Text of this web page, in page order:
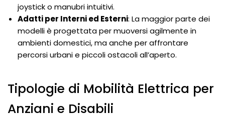
joystick o manubri intuitivi.
Adatti per Interni ed Esterni: La maggior parte dei
modelli è progettata per muoversi agilmente in
ambienti domestici, ma anche per affrontare
percorsi urbani e piccoli ostacoli all’aperto.
Tipologie di Mobilità Elettrica per
Anziani e Disabili